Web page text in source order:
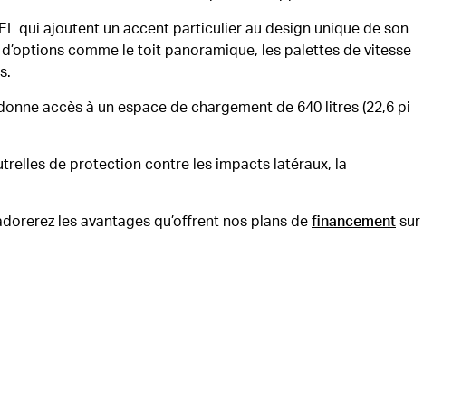
qui ajoutent un accent particulier au design unique de son
comme le toit panoramique, les palettes de vitesse
accès à un espace de chargement de 640 litres (22,6 pi
de protection contre les impacts latéraux, la
les avantages qu’offrent nos plans de financement sur